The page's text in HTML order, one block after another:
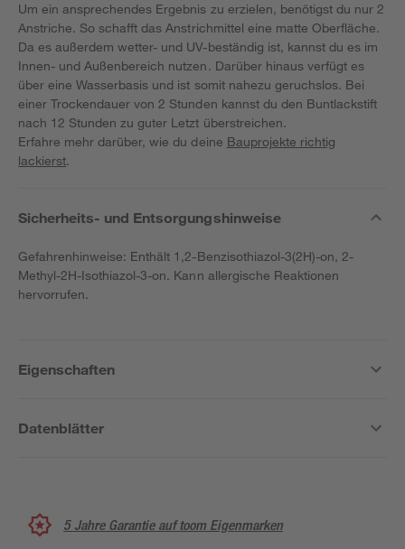
Um ein ansprechendes Ergebnis zu erzielen, benötigst du nur 2
Anstriche. So schafft das Anstrichmittel eine matte Oberfläche.
Da es außerdem wetter- und UV-beständig ist, kannst du es im
Innen- und Außenbereich nutzen. Darüber hinaus verfügt es
über eine Wasserbasis und ist somit nahezu geruchslos. Bei
einer Trockendauer von 2 Stunden kannst du den Buntlackstift
nach 12 Stunden zu guter Letzt überstreichen.
Erfahre mehr darüber, wie du deine Bauprojekte richtig
lackierst.
Sicherheits- und Entsorgungshinweise
Gefahrenhinweise: Enthält 1,2-Benzisothiazol-3(2H)-on, 2-
Methyl-2H-Isothiazol-3-on. Kann allergische Reaktionen
hervorrufen.
Eigenschaften
Datenblätter
5 Jahre Garantie auf toom Eigenmarken